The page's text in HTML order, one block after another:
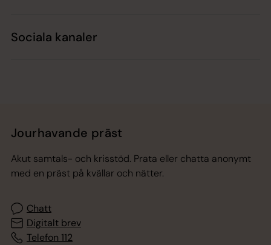
Sociala kanaler
Jourhavande präst
Akut samtals- och krisstöd. Prata eller chatta anonymt
med en präst på kvällar och nätter.
Chatt
Digitalt brev
Telefon 112